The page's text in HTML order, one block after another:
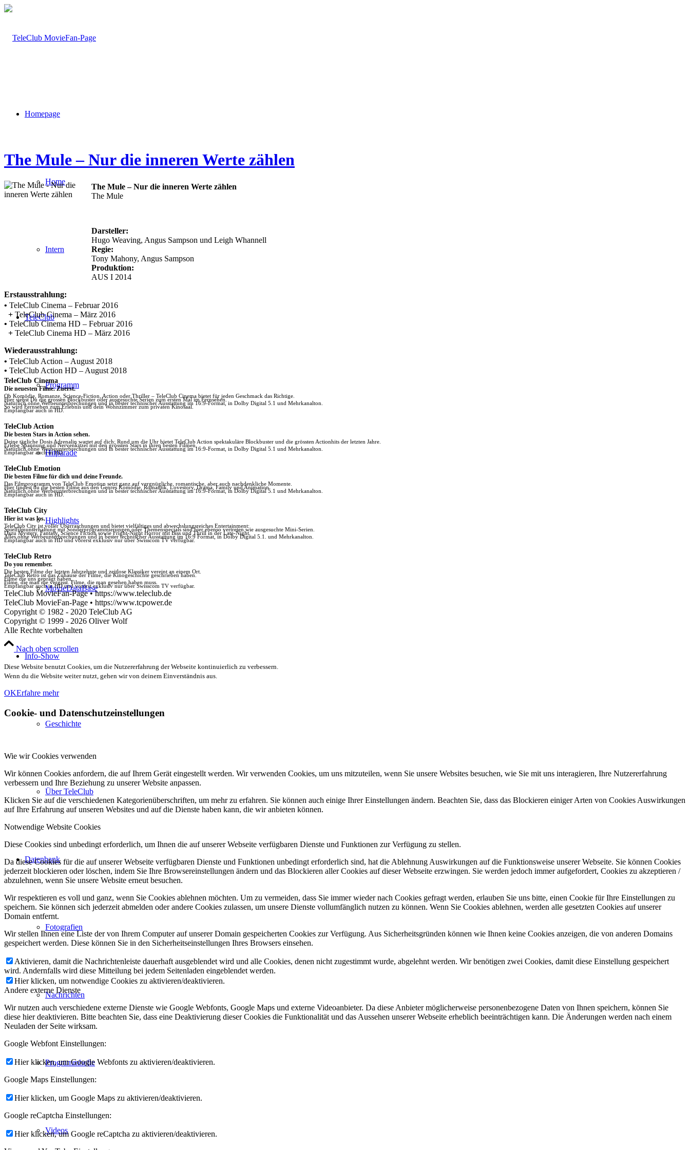
Homepage
Home
Intern
TeleClub
Programm
Hitparade
Highlights
MovieDataBase
Info-Show
Geschichte
Über TeleClub
Datenbank
Fotografien
Nachrichten
Programmhefte
Videos
The Mule – Nur die inneren Werte zählen
The Mule – Nur die inneren Werte zählen
The Mule
Darsteller:
Hugo Weaving, Angus Sampson und Leigh Whannell
Regie:
Tony Mahony, Angus Sampson
Produktion:
AUS I 2014
Erstausstrahlung:
• TeleClub Cinema – Februar 2016
+ TeleClub Cinema – März 2016
• TeleClub Cinema HD – Februar 2016
+ TeleClub Cinema HD – März 2016
Wiederausstrahlung:
• TeleClub Action – August 2018
• TeleClub Action HD – August 2018
TeleClub Cinema
Die neuesten Filme. Zuerst.
Ob Komödie, Romanze, Science-Fiction, Action oder Thriller – TeleClub Cinema bietet für jeden Geschmack das Richtige.
Hier siehst Du die grossen Blockbuster oder ausgesuchte Serien zum ersten Mal im Fernsehen.
Natürlich ohne Werbeunterbrechungen und in bester technischer Ausstattung im 16:9-Format, in Dolby Digital 5.1 und Mehrkanalton.
So wird Fernsehen zum Erlebnis und dein Wohnzimmer zum privaten Kinosaal.
Empfangbar auch in HD.
TeleClub Action
Die besten Stars in Action sehen.
Deine tägliche Dosis Adrenalin wartet auf dich: Rund um die Uhr bietet TeleClub Action spektakuläre Blockbuster und die grössten Actionhits der letzten Jahre.
Erlebe Spannung und Nervenkitzel mit den grössten Stars in ihren besten Filmen.
Natürlich ohne Werbeunterbrechungen und in bester technischer Ausstattung im 16:9-Format, in Dolby Digital 5.1 und Mehrkanalton.
Empfangbar auch in HD.
TeleClub Emotion
Die besten Filme für dich und deine Freunde.
Das Filmprogramm von TeleClub Emotion setzt ganz auf vergnügliche, romantische, aber auch nachdenkliche Momente.
Hier findest du die besten Filme aus den Genres Komödie, Romantik, Lovestory, Drama, Family und Animation.
Natürlich ohne Werbeunterbrechungen und in bester technischer Ausstattung im 16:9-Format, in Dolby Digital 5.1 und Mehrkanalton.
Empfangbar auch in HD.
TeleClub City
Hier ist was los.
TeleClub City ist voller Überraschungen und bietet vielfältiges und abwechslungsreiches Entertainment:
Spielfilmunterhaltung mit Sonderprogrammierungen oder Themenspecials sind hier ebenso vertreten wie ausgesuchte Mini-Serien.
Dazu Mystery, Fantasy, Science Fiction sowie Fright-Night Horror mit Biss und Thrill in der Late-Night.
Alles ohne Werbeunterbrechungen und in bester technischer Ausstattung im 16:9 Format, in Dolby Digital 5.1. und Mehrkanalton.
Empfangbar auch in HD und vorerst exklusiv nur über Swisscom TV verfügbar.
TeleClub Retro
Do you remember.
Die besten Filme der letzten Jahrzehnte und zeitlose Klassiker vereint an einem Ort.
TeleClub Retro ist das Zuhause der Filme, die Kinogeschichte geschrieben haben.
Filme die uns geprägt haben.
Filme, die man nie vergisst. Filme, die man gesehen haben muss.
Empfangbar auch in HD und vorerst exklusiv nur über Swisscom TV verfügbar.
TeleClub MovieFan-Page • https://www.teleclub.de
TeleClub MovieFan-Page • https://www.tcpower.de
Copyright © 1982 - 2020 TeleClub AG
Copyright © 1999 - 2026 Oliver Wolf
Alle Rechte vorbehalten
Nach oben scrollen
Diese Website benutzt Cookies, um die Nutzererfahrung der Webseite kontinuierlich zu verbessern.
Wenn du die Website weiter nutzt, gehen wir von deinem Einverständnis aus.
OKErfahre mehr
Cookie- und Datenschutzeinstellungen
Wie wir Cookies verwenden
Wir können Cookies anfordern, die auf Ihrem Gerät eingestellt werden. Wir verwenden Cookies, um uns mitzuteilen, wenn Sie unsere Websites besuchen, wie Sie mit uns interagieren, Ihre Nutzererfahrung
verbessern und Ihre Beziehung zu unserer Website anpassen.
Klicken Sie auf die verschiedenen Kategorienüberschriften, um mehr zu erfahren. Sie können auch einige Ihrer Einstellungen ändern. Beachten Sie, dass das Blockieren einiger Arten von Cookies Auswirkungen
auf Ihre Erfahrung auf unseren Websites und auf die Dienste haben kann, die wir anbieten können.
Notwendige Website Cookies
Diese Cookies sind unbedingt erforderlich, um Ihnen die auf unserer Webseite verfügbaren Dienste und Funktionen zur Verfügung zu stellen.
Da diese Cookies für die auf unserer Webseite verfügbaren Dienste und Funktionen unbedingt erforderlich sind, hat die Ablehnung Auswirkungen auf die Funktionsweise unserer Webseite. Sie können Cookies
jederzeit blockieren oder löschen, indem Sie Ihre Browsereinstellungen ändern und das Blockieren aller Cookies auf dieser Webseite erzwingen. Sie werden jedoch immer aufgefordert, Cookies zu akzeptieren /
abzulehnen, wenn Sie unsere Website erneut besuchen.
Wir respektieren es voll und ganz, wenn Sie Cookies ablehnen möchten. Um zu vermeiden, dass Sie immer wieder nach Cookies gefragt werden, erlauben Sie uns bitte, einen Cookie für Ihre Einstellungen zu
speichern. Sie können sich jederzeit abmelden oder andere Cookies zulassen, um unsere Dienste vollumfänglich nutzen zu können. Wenn Sie Cookies ablehnen, werden alle gesetzten Cookies auf unserer
Domain entfernt.
Wir stellen Ihnen eine Liste der von Ihrem Computer auf unserer Domain gespeicherten Cookies zur Verfügung. Aus Sicherheitsgründen können wie Ihnen keine Cookies anzeigen, die von anderen Domains
gespeichert werden. Diese können Sie in den Sicherheitseinstellungen Ihres Browsers einsehen.
Aktivieren, damit die Nachrichtenleiste dauerhaft ausgeblendet wird und alle Cookies, denen nicht zugestimmt wurde, abgelehnt werden. Wir benötigen zwei Cookies, damit diese Einstellung gespeichert
wird. Andernfalls wird diese Mitteilung bei jedem Seitenladen eingeblendet werden.
Hier klicken, um notwendige Cookies zu aktivieren/deaktivieren.
Andere externe Dienste
Wir nutzen auch verschiedene externe Dienste wie Google Webfonts, Google Maps und externe Videoanbieter. Da diese Anbieter möglicherweise personenbezogene Daten von Ihnen speichern, können Sie
diese hier deaktivieren. Bitte beachten Sie, dass eine Deaktivierung dieser Cookies die Funktionalität und das Aussehen unserer Webseite erheblich beeinträchtigen kann. Die Änderungen werden nach einem
Neuladen der Seite wirksam.
Google Webfont Einstellungen:
Hier klicken, um Google Webfonts zu aktivieren/deaktivieren.
Google Maps Einstellungen:
Hier klicken, um Google Maps zu aktivieren/deaktivieren.
Google reCaptcha Einstellungen:
Hier klicken, um Google reCaptcha zu aktivieren/deaktivieren.